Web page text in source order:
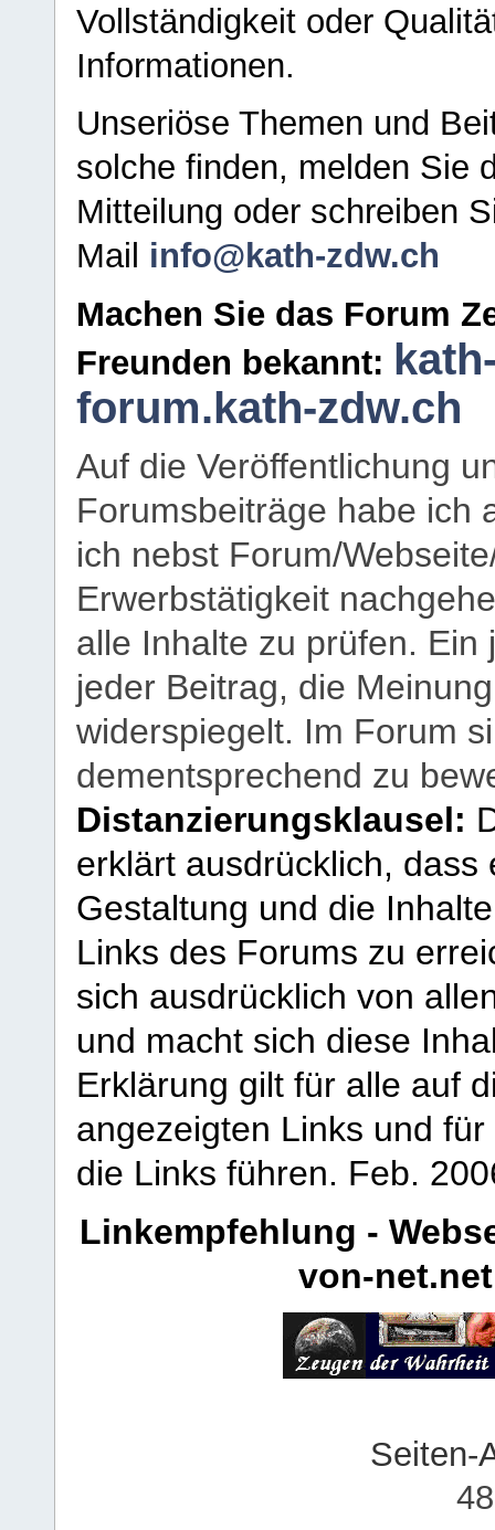
Vollständigkeit oder
Informationen.
Unseriöse Themen und
solche finden, melden Sie
Mitteilung oder schreiben
Mail info@kath-zdw.ch
Machen Sie das Forum
Freunden bekannt:
forum.kath-zdw.ch
Auf die Veröffentlichung
Forumsbeiträge habe ich
ich nebst Forum/
Erwerbstätigkeit
alle Inhalte zu prüfen.
jeder Beitrag, die
widerspiegelt. Im Forum
dementsprechend zu
Distanzierungsklausel:
erklärt ausdrücklich,
Gestaltung und die
Links des Forums zu
sich ausdrücklich von
und macht sich diese
Erklärung gilt für alle auf
angezeigten Links und
die Links führen. Feb.
Linkempfehlung -
von-net.net
Seiten-